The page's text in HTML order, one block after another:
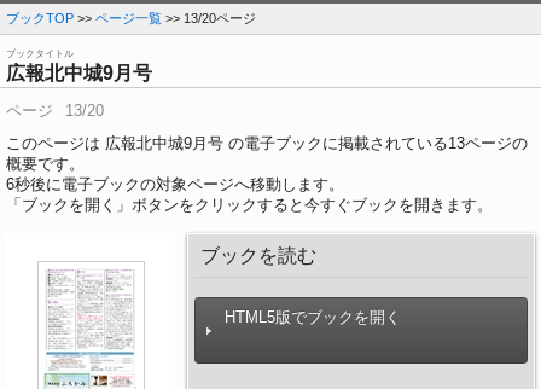
ブックTOP >> ページ一覧 >> 13/20ページ
ブックタイトル
広報北中城9月号
ページ
13/20
このページは 広報北中城9月号 の電子ブックに掲載されている13ページの
概要です。
6秒後に電子ブックの対象ページへ移動します。
「ブックを開く」ボタンをクリックすると今すぐブックを開きます。
ブックを読む
HTML5版でブックを開く